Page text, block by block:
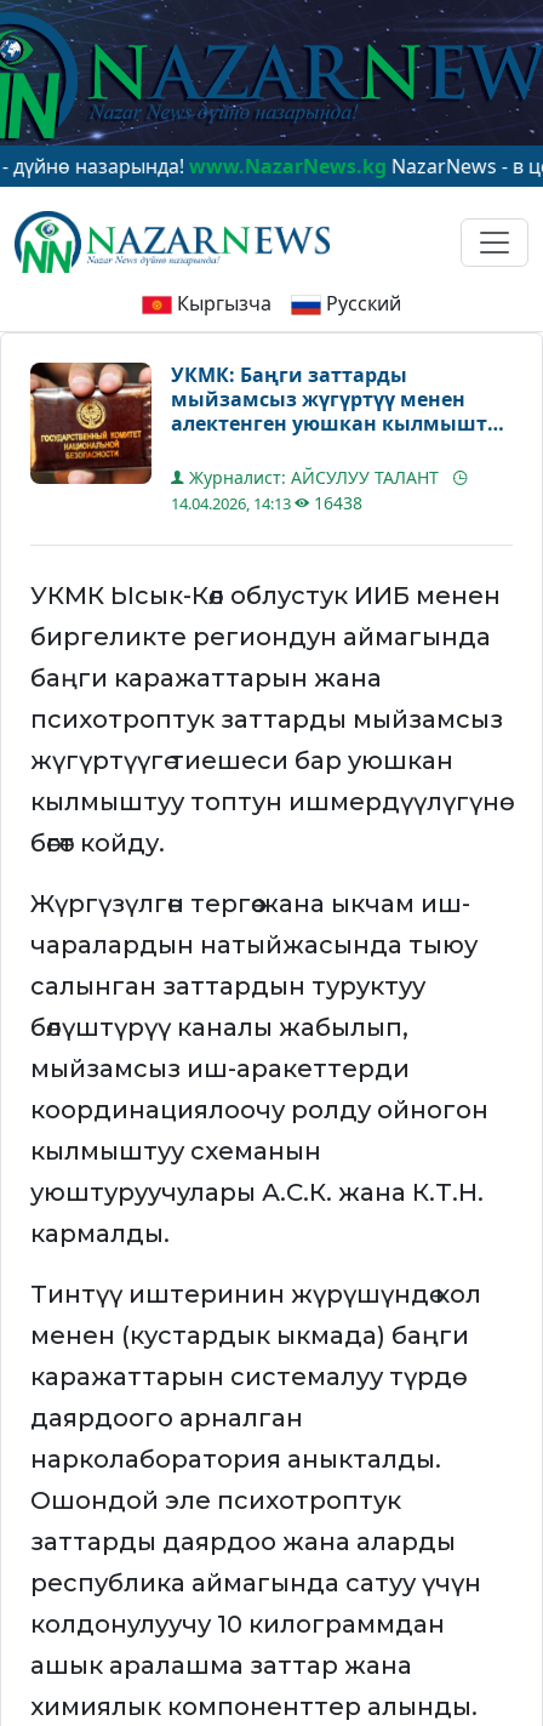
назарында!www.NazarNews.kgNazarNews - в
Кыргызча Русский
УКМК: Баңги заттарды
мыйзамсыз жүгүртүү менен
алектенген уюшкан кылмыштуу
токтотулду
Журналист: АЙСУЛУУ ТАЛАНТ
14.04.2026, 14:13 16438
УКМК Ысык-Көл облустук ИИБ менен
биргеликте региондун аймагында
баңги каражаттарын жана
психотроптук заттарды мыйзамсыз
жүгүртүүгө тиешеси бар уюшкан
кылмыштуу топтун ишмердүүлүгүнө
бөгөт койду.
Жүргүзүлгөн тергөө жана ыкчам иш-
чаралардын натыйжасында тыюу
салынган заттардын туруктуу
бөлүштүрүү каналы жабылып,
мыйзамсыз иш-аракеттерди
координациялоочу ролду ойногон
кылмыштуу схеманын
уюштуруучулары А.С.К. жана К.Т.Н.
кармалды.
Тинтүү иштеринин жүрүшүндө кол
менен (кустардык ыкмада) баңги
каражаттарын системалуу түрдө
даярдоого арналган
нарколаборатория аныкталды.
Ошондой эле психотроптук
заттарды даярдоо жана аларды
республика аймагында сатуу үчүн
колдонулуучу 10 килограммдан
ашык аралашма заттар жана
химиялык компоненттер алынды.